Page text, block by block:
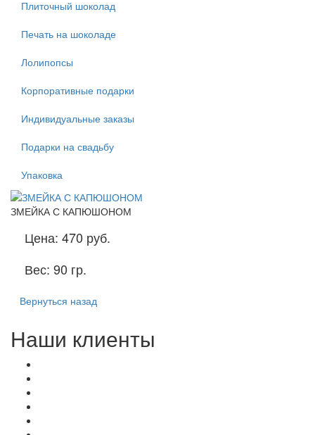
Плиточный шоколад
Печать на шоколаде
Лолипопсы
Корпоративные подарки
Индивидуальные заказы
Подарки на свадьбу
Упаковка
ЗМЕЙКА С КАПЮШОНОМ
Цена: 470 руб.
Вес: 90 гр.
Вернуться назад
Наши клиенты